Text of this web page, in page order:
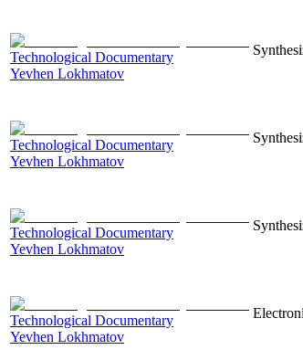
Technological Documentary
Yevhen Lokhmatov
Technological Documentary
Yevhen Lokhmatov
Technological Documentary
Yevhen Lokhmatov
Technological Documentary
Yevhen Lokhmatov